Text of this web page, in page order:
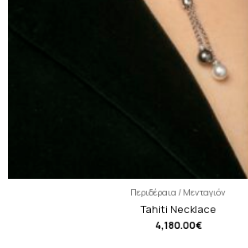
Περιδέραια / Μενταγιόν
Tahiti Necklace
4,180.00€